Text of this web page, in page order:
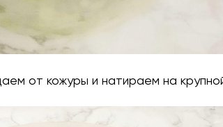
от кожуры и натираем на